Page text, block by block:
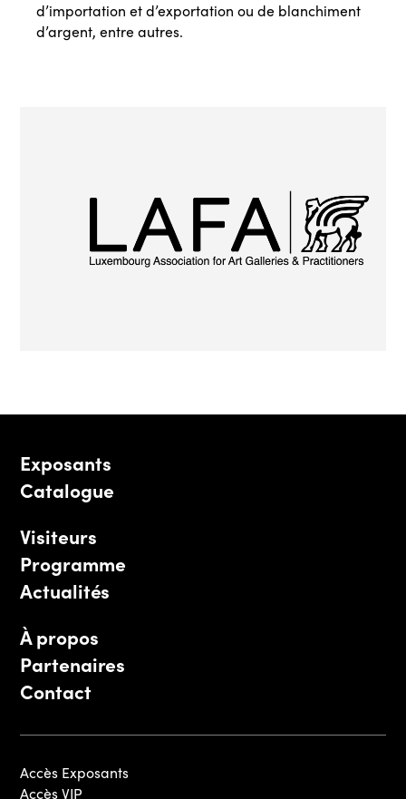
d’importation et d’exportation ou de blanchiment
d’argent, entre autres.
Exposants
Catalogue
Visiteurs
Programme
Actualités
À propos
Partenaires
Contact
Accès Exposants
Accès VIP